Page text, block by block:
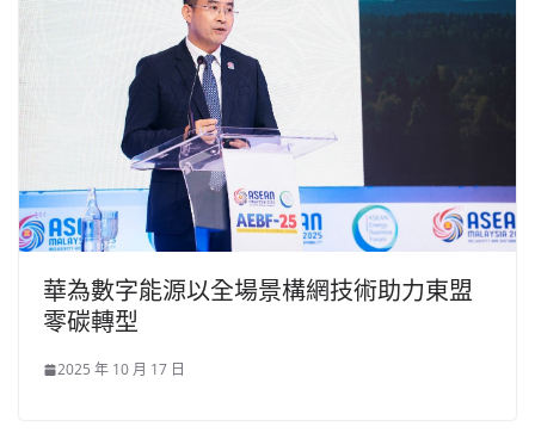
華為數字能源以全場景構網技術助力東盟
零碳轉型
2025 年 10 月 17 日